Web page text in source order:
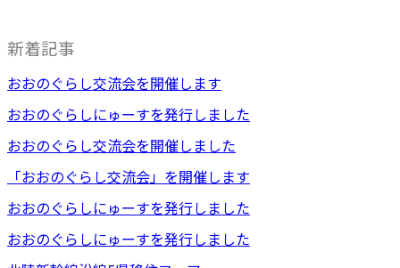
新着記事
おおのぐらし交流会を開催します
おおのぐらしにゅーすを発行しました
おおのぐらし交流会を開催しました
「おおのぐらし交流会」を開催します
おおのぐらしにゅーすを発行しました
おおのぐらしにゅーすを発行しました